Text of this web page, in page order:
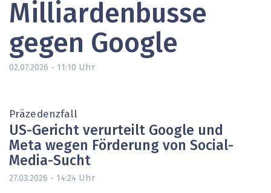
Milliardenbusse
gegen Google
02.07.2026 - 11:10 Uhr
Präzedenzfall
US-Gericht verurteilt Google und
Meta wegen Förderung von Social-
Media-Sucht
27.03.2026 - 14:24 Uhr